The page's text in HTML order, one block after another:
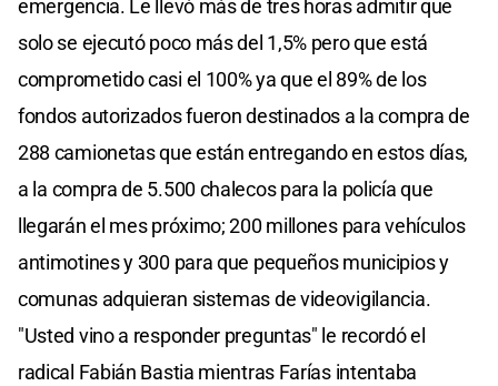
emergencia. Le llevó más de tres horas admitir que
solo se ejecutó poco más del 1,5% pero que está
comprometido casi el 100% ya que el 89% de los
fondos autorizados fueron destinados a la compra de
288 camionetas que están entregando en estos días,
a la compra de 5.500 chalecos para la policía que
llegarán el mes próximo; 200 millones para vehículos
antimotines y 300 para que pequeños municipios y
comunas adquieran sistemas de videovigilancia.
"Usted vino a responder preguntas" le recordó el
radical Fabián Bastia mientras Farías intentaba